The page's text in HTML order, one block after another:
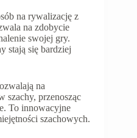
na rywalizację z
na zdobycie
swojej gry.
stają się bardziej
na
szachy, przenosząc
To innowacyjne
szachowych.